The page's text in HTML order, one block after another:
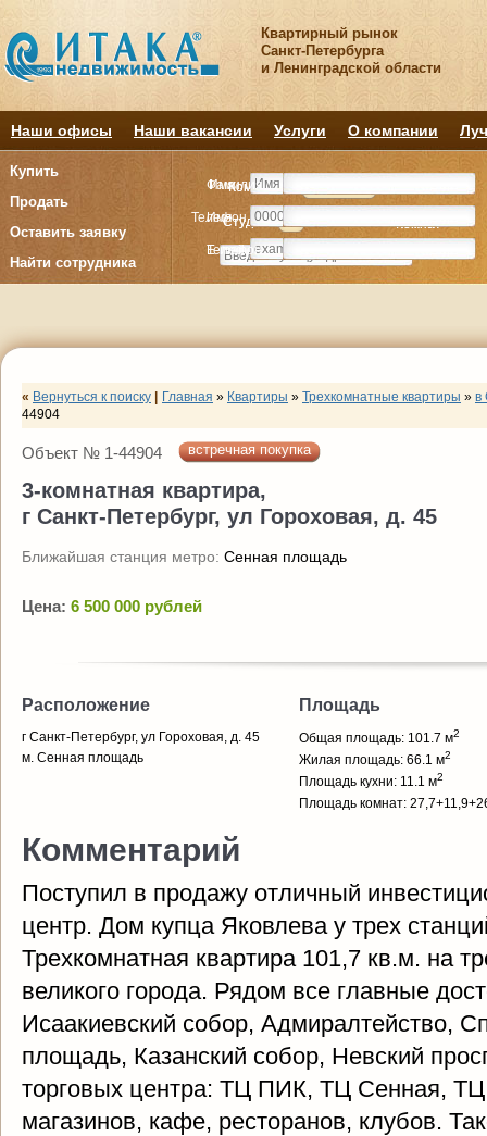
Квартирный рынок
Санкт-Петербурга
и Ленинградской области
Наши офисы Наши вакансии Услуги О компании
Купить
Продать
Оставить заявку
Найти сотрудника
Комнату
Студия Комнат
Комнату
Студия Комнат
Имя
Телефон
E-mail
Фамилия
Имя
Телефон
« Вернуться к поиску Главная » Квартиры » Трехкомнатные квартиры » в
44904
Объект № 1-44904 встречная покупка
3-комнатная квартира,
г Санкт-Петербург, ул Гороховая, д. 45
Ближайшая станция метро: Сенная площадь
Цена: 6 500 000 рублей
Расположение
г Санкт-Петербург, ул Гороховая, д. 45
м. Сенная площадь
Площадь
Общая площадь: 101.7 м2
Жилая площадь: 66.1 м2
Площадь кухни: 11.1 м2
Площадь комнат:
Комментарий
Поступил в продажу отличный
центр. Дом купца Яковлева у трех
Трехкомнатная квартира 101,7 кв.м. на
великого города. Рядом все главные
Исаакиевский собор, Адмиралтейство,
площадь, Казанский собор, Невский
торговых центра: ТЦ ПИК, ТЦ Сенная,
магазинов, кафе, ресторанов, клубов.